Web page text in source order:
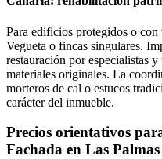
Para edificios protegidos o
Vegueta o fincas singulares.
restauración por especialistas
materiales originales. La
morteros de cal o estucos
carácter del inmueble.
Precios orientativos
Fachada en Las